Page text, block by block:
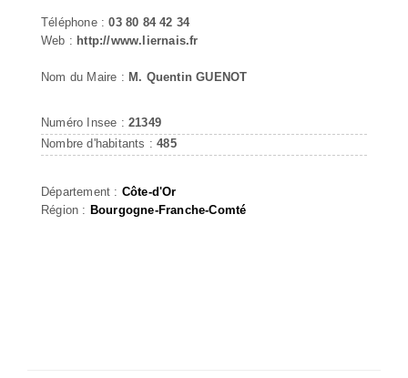
Téléphone :03 80 84 42 34
Web : http://www.liernais.fr
Nom du Maire : M. Quentin GUENOT
Numéro Insee : 21349
Nombre d'habitants :485
Département : Côte-d'Or
Région : Bourgogne-Franche-Comté